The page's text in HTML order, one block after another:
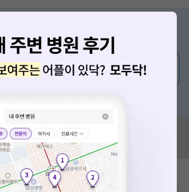
치료, 궁금한 점이 있나요?
의사가 직접 답해드려요!
보세요
원정보가 있나요?
주세요!
비급여/급여 진료란?